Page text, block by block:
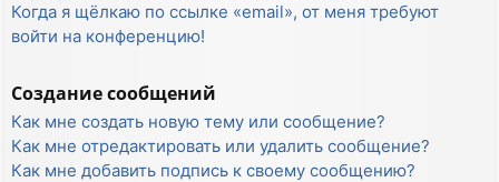
Когда я щёлкаю по ссылке «email», от меня требуют
войти на конференцию!
Создание сообщений
Как мне создать новую тему или сообщение?
Как мне отредактировать или удалить сообщение?
Как мне добавить подпись к своему сообщению?